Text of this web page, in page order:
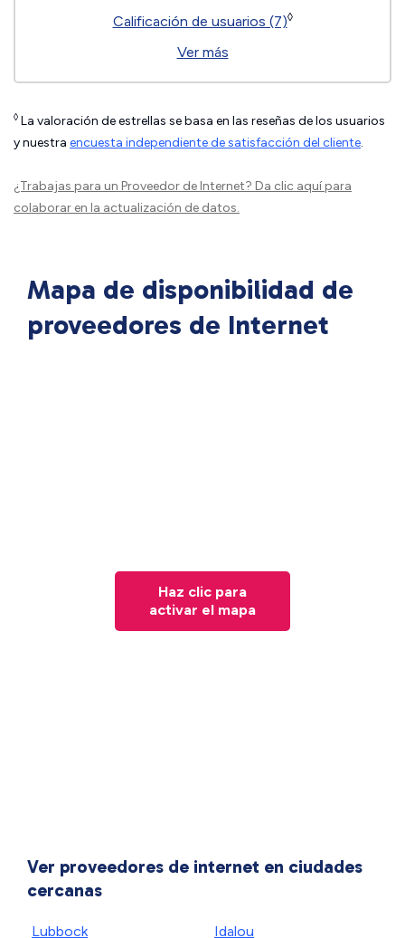
Calificación de usuarios (7)◊
Ver más
◊ La valoración de estrellas se basa en las reseñas de los usuarios
y nuestra encuesta independiente de satisfacción del cliente.
¿Trabajas para un Proveedor de Internet? Da clic aquípara
colaborar en la actualización de datos.
Mapa de disponibilidad de
proveedores de Internet
Haz clic para
activar el mapa
Ver proveedores de internet en ciudades
cercanas
Lubbock Idalou